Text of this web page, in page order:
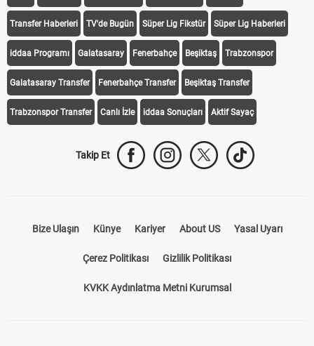
Transfer Haberleri TV'de Bugün Süper Lig Fikstür Süper Lig Haberleri
iddaa Programı Galatasaray Fenerbahçe Beşiktaş Trabzonspor
Galatasaray Transfer Fenerbahçe Transfer Beşiktaş Transfer
Trabzonspor Transfer Canlı İzle iddaa Sonuçları Aktif Sayaç
Takip Et
Bize Ulaşın Künye Kariyer About US Yasal Uyarı
Çerez Politikası Gizlilik Politikası
KVKK Aydınlatma Metni Kurumsal